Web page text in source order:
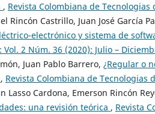
, Revista Colombiana de Tecnologias
Rincón Castrillo, Juan José García
electrónico y sistema de
Vol. 2 Núm. 36 (2020): Julio –
Juan Pablo Barrero, ¿Regular o
, Revista Colombiana de Tecnologias
Lasso Cardona, Emerson Rincón
una revisión teórica , Revista